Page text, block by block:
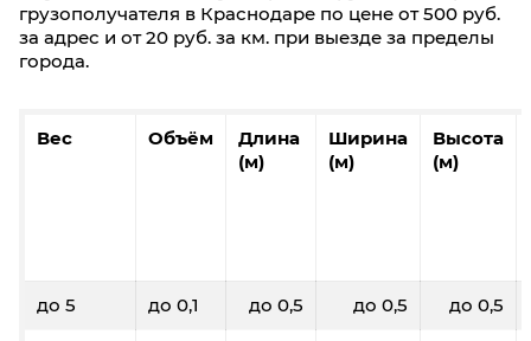
грузополучателя в Краснодаре по цене от 500 руб.
за адрес и от 20 руб. за км. при выезде за пределы
города.
Вес Объём
Длина
(м)
Ширина
(м)
Высота
(м)
до 5 до 0,1 до 0,5 до 0,5 до 0,5